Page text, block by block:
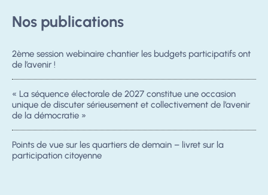
Nos publications
2ème session webinaire chantier les budgets participatifs ont
de l’avenir !
« La séquence électorale de 2027 constitue une occasion
unique de discuter sérieusement et collectivement de l’avenir
de la démocratie »
Points de vue sur les quartiers de demain – livret sur la
participation citoyenne